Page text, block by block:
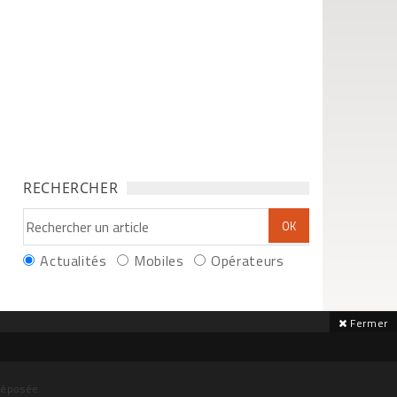
RECHERCHER
Actualités Mobiles Opérateurs
Fermer